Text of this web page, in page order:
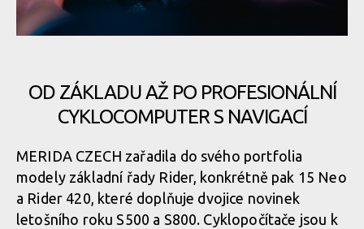
OD ZÁKLADU AŽ PO PROFESIONÁLNÍ
CYKLOCOMPUTER S NAVIGACÍ
MERIDA CZECH zařadila do svého portfolia
modely základní řady Rider, konkrétně pak 15 Neo
a Rider 420, které doplňuje dvojice novinek
letošního roku S500 a S800. Cyklopočítače jsou k